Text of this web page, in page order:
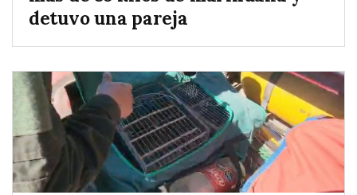
detuvo una pareja